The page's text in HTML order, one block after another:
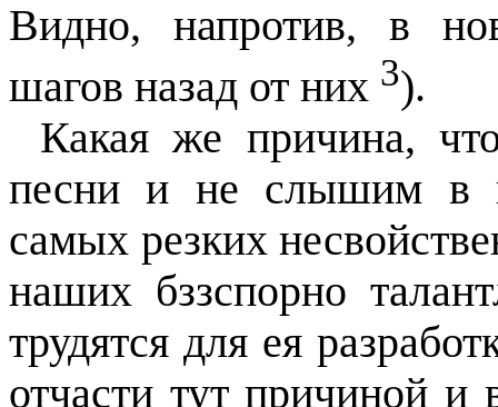
Видно, напротив, в
шагов назад от них 3).
Какая же причина,
песни и не слышим в
самых резких
наших бззспорно
трудятся для ея
отчасти тут причиной и